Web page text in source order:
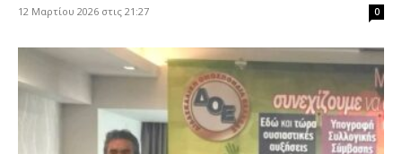
12 Μαρτίου 2026 στις 21:27 0